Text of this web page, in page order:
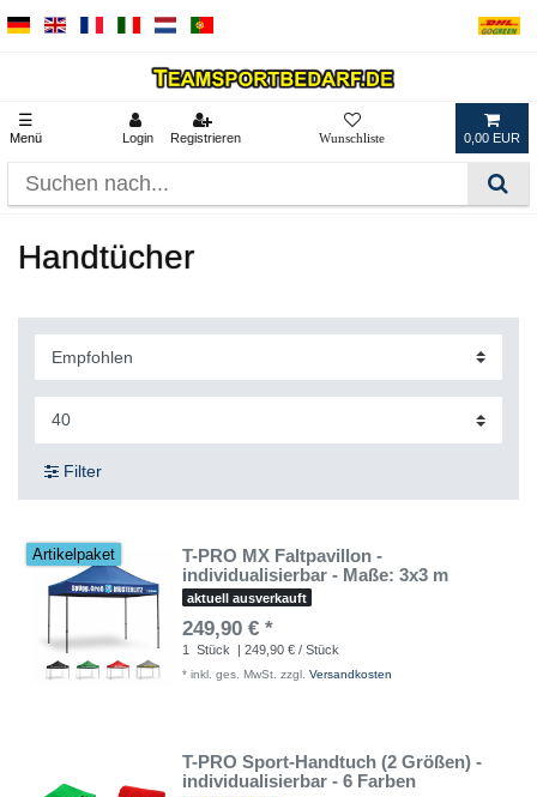
☰
Menü Login Registrieren 0,00 EUR
Handtücher
Filter
Artikelpaket
T-PRO MX Faltpavillon -
individualisierbar - Maße: 3x3 m
aktuell ausverkauft
249,90 € *
1 Stück | 249,90 € / Stück
* inkl. ges. MwSt. zzgl. Versandkosten
T-PRO Sport-Handtuch (2 Größen) -
individualisierbar - 6 Farben